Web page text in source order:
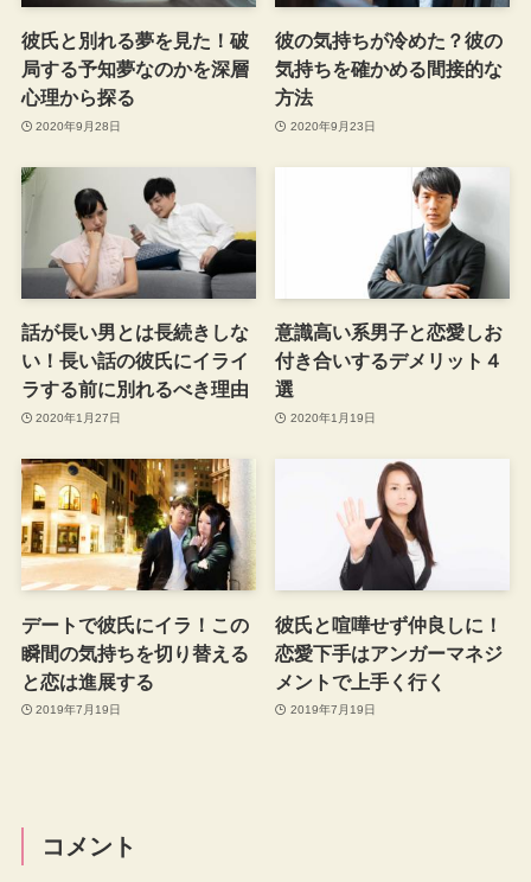
彼氏と別れる夢を見た！破
局する予知夢なのかを深層
心理から探る
2020年9月28日
彼の気持ちが冷めた？彼の
気持ちを確かめる間接的な
方法
2020年9月23日
話が長い男とは長続きしな
い！長い話の彼氏にイライ
ラする前に別れるべき理由
2020年1月27日
意識高い系男子と恋愛しお
付き合いするデメリット４
選
2020年1月19日
デートで彼氏にイラ！この
瞬間の気持ちを切り替える
と恋は進展する
2019年7月19日
彼氏と喧嘩せず仲良しに！
恋愛下手はアンガーマネジ
メントで上手く行く
2019年7月19日
コメント